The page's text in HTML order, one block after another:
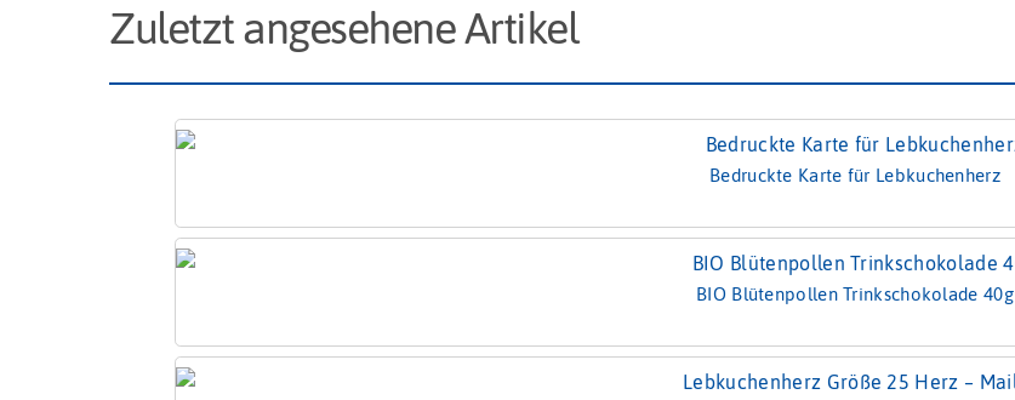
Zuletzt angesehene Artikel
Bedruckte Karte für Lebkuchenherz
BIO Blütenpollen Trinkschokolade 40g